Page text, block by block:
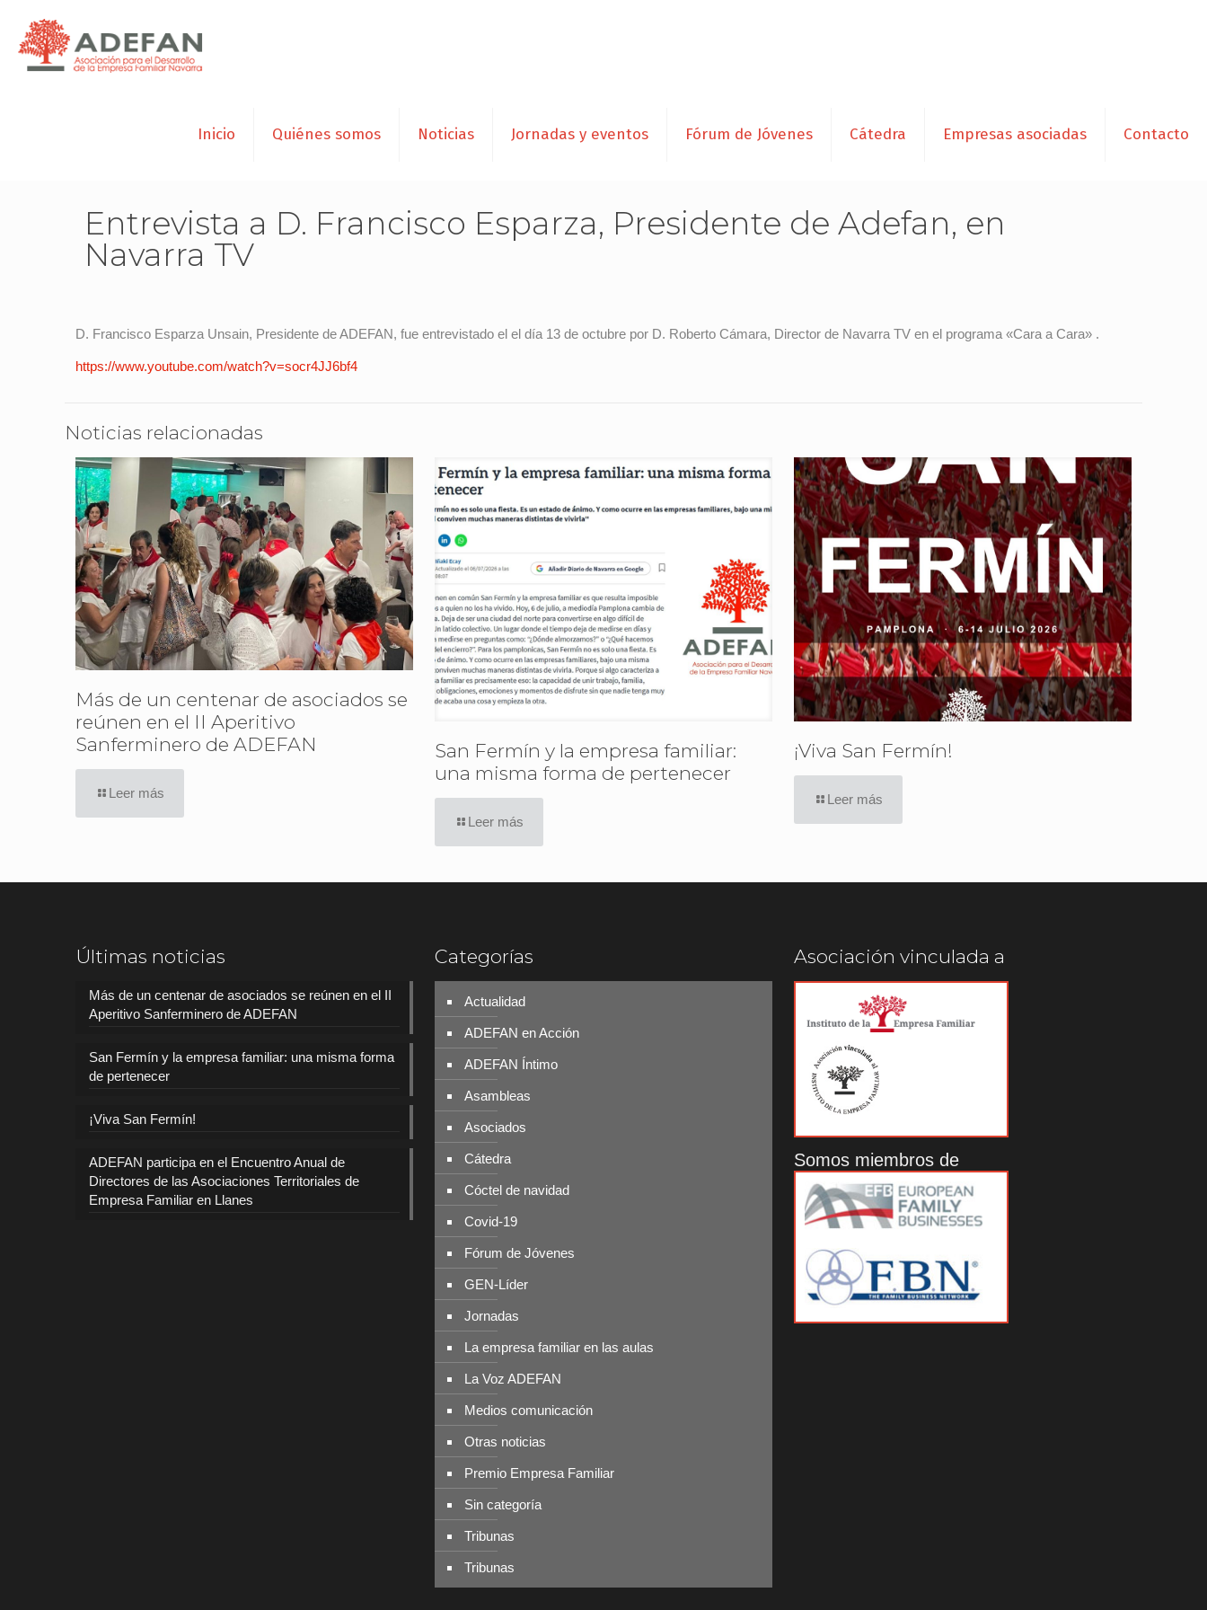
Inicio Quiénes somos Noticias Jornadas y eventos Fórum de Jóvenes Cátedra Empresas asociadas Contacto
Entrevista a D. Francisco Esparza, Presidente de Adefan, en
Navarra TV
D. Francisco Esparza Unsain, Presidente de ADEFAN, fue entrevistado el el día 13 de octubre por D. Roberto Cámara, Director de Navarra TV en el programa «Cara a Cara» .
https://www.youtube.com/watch?v=socr4JJ6bf4
Noticias relacionadas
Más de un centenar de asociados se
reúnen en el II Aperitivo
Sanferminero de ADEFAN
Leer más
San Fermín y la empresa familiar:
una misma forma de pertenecer
Leer más
¡Viva San Fermín!
Leer más
Últimas noticias
Más de un centenar de asociados se reúnen en el II
Aperitivo Sanferminero de ADEFAN
San Fermín y la empresa familiar: una misma forma
de pertenecer
¡Viva San Fermín!
ADEFAN participa en el Encuentro Anual de
Directores de las Asociaciones Territoriales de
Empresa Familiar en Llanes
Categorías
Actualidad
ADEFAN en Acción
ADEFAN Íntimo
Asambleas
Asociados
Cátedra
Cóctel de navidad
Covid-19
Fórum de Jóvenes
GEN-Líder
Jornadas
La empresa familiar en las aulas
La Voz ADEFAN
Medios comunicación
Otras noticias
Premio Empresa Familiar
Sin categoría
Tribunas
Tribunas
Asociación vinculada a
Somos miembros de